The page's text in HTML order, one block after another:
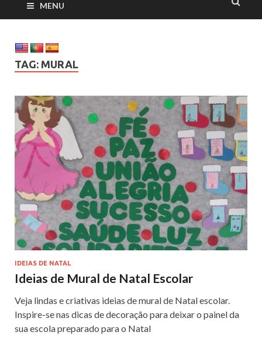
MENU
TAG: MURAL
IDEIAS DE NATAL
Ideias de Mural de Natal Escolar
Veja lindas e criativas ideias de mural de Natal escolar.
Inspire-se nas dicas de decoração para deixar o painel da
sua escola preparado para o Natal